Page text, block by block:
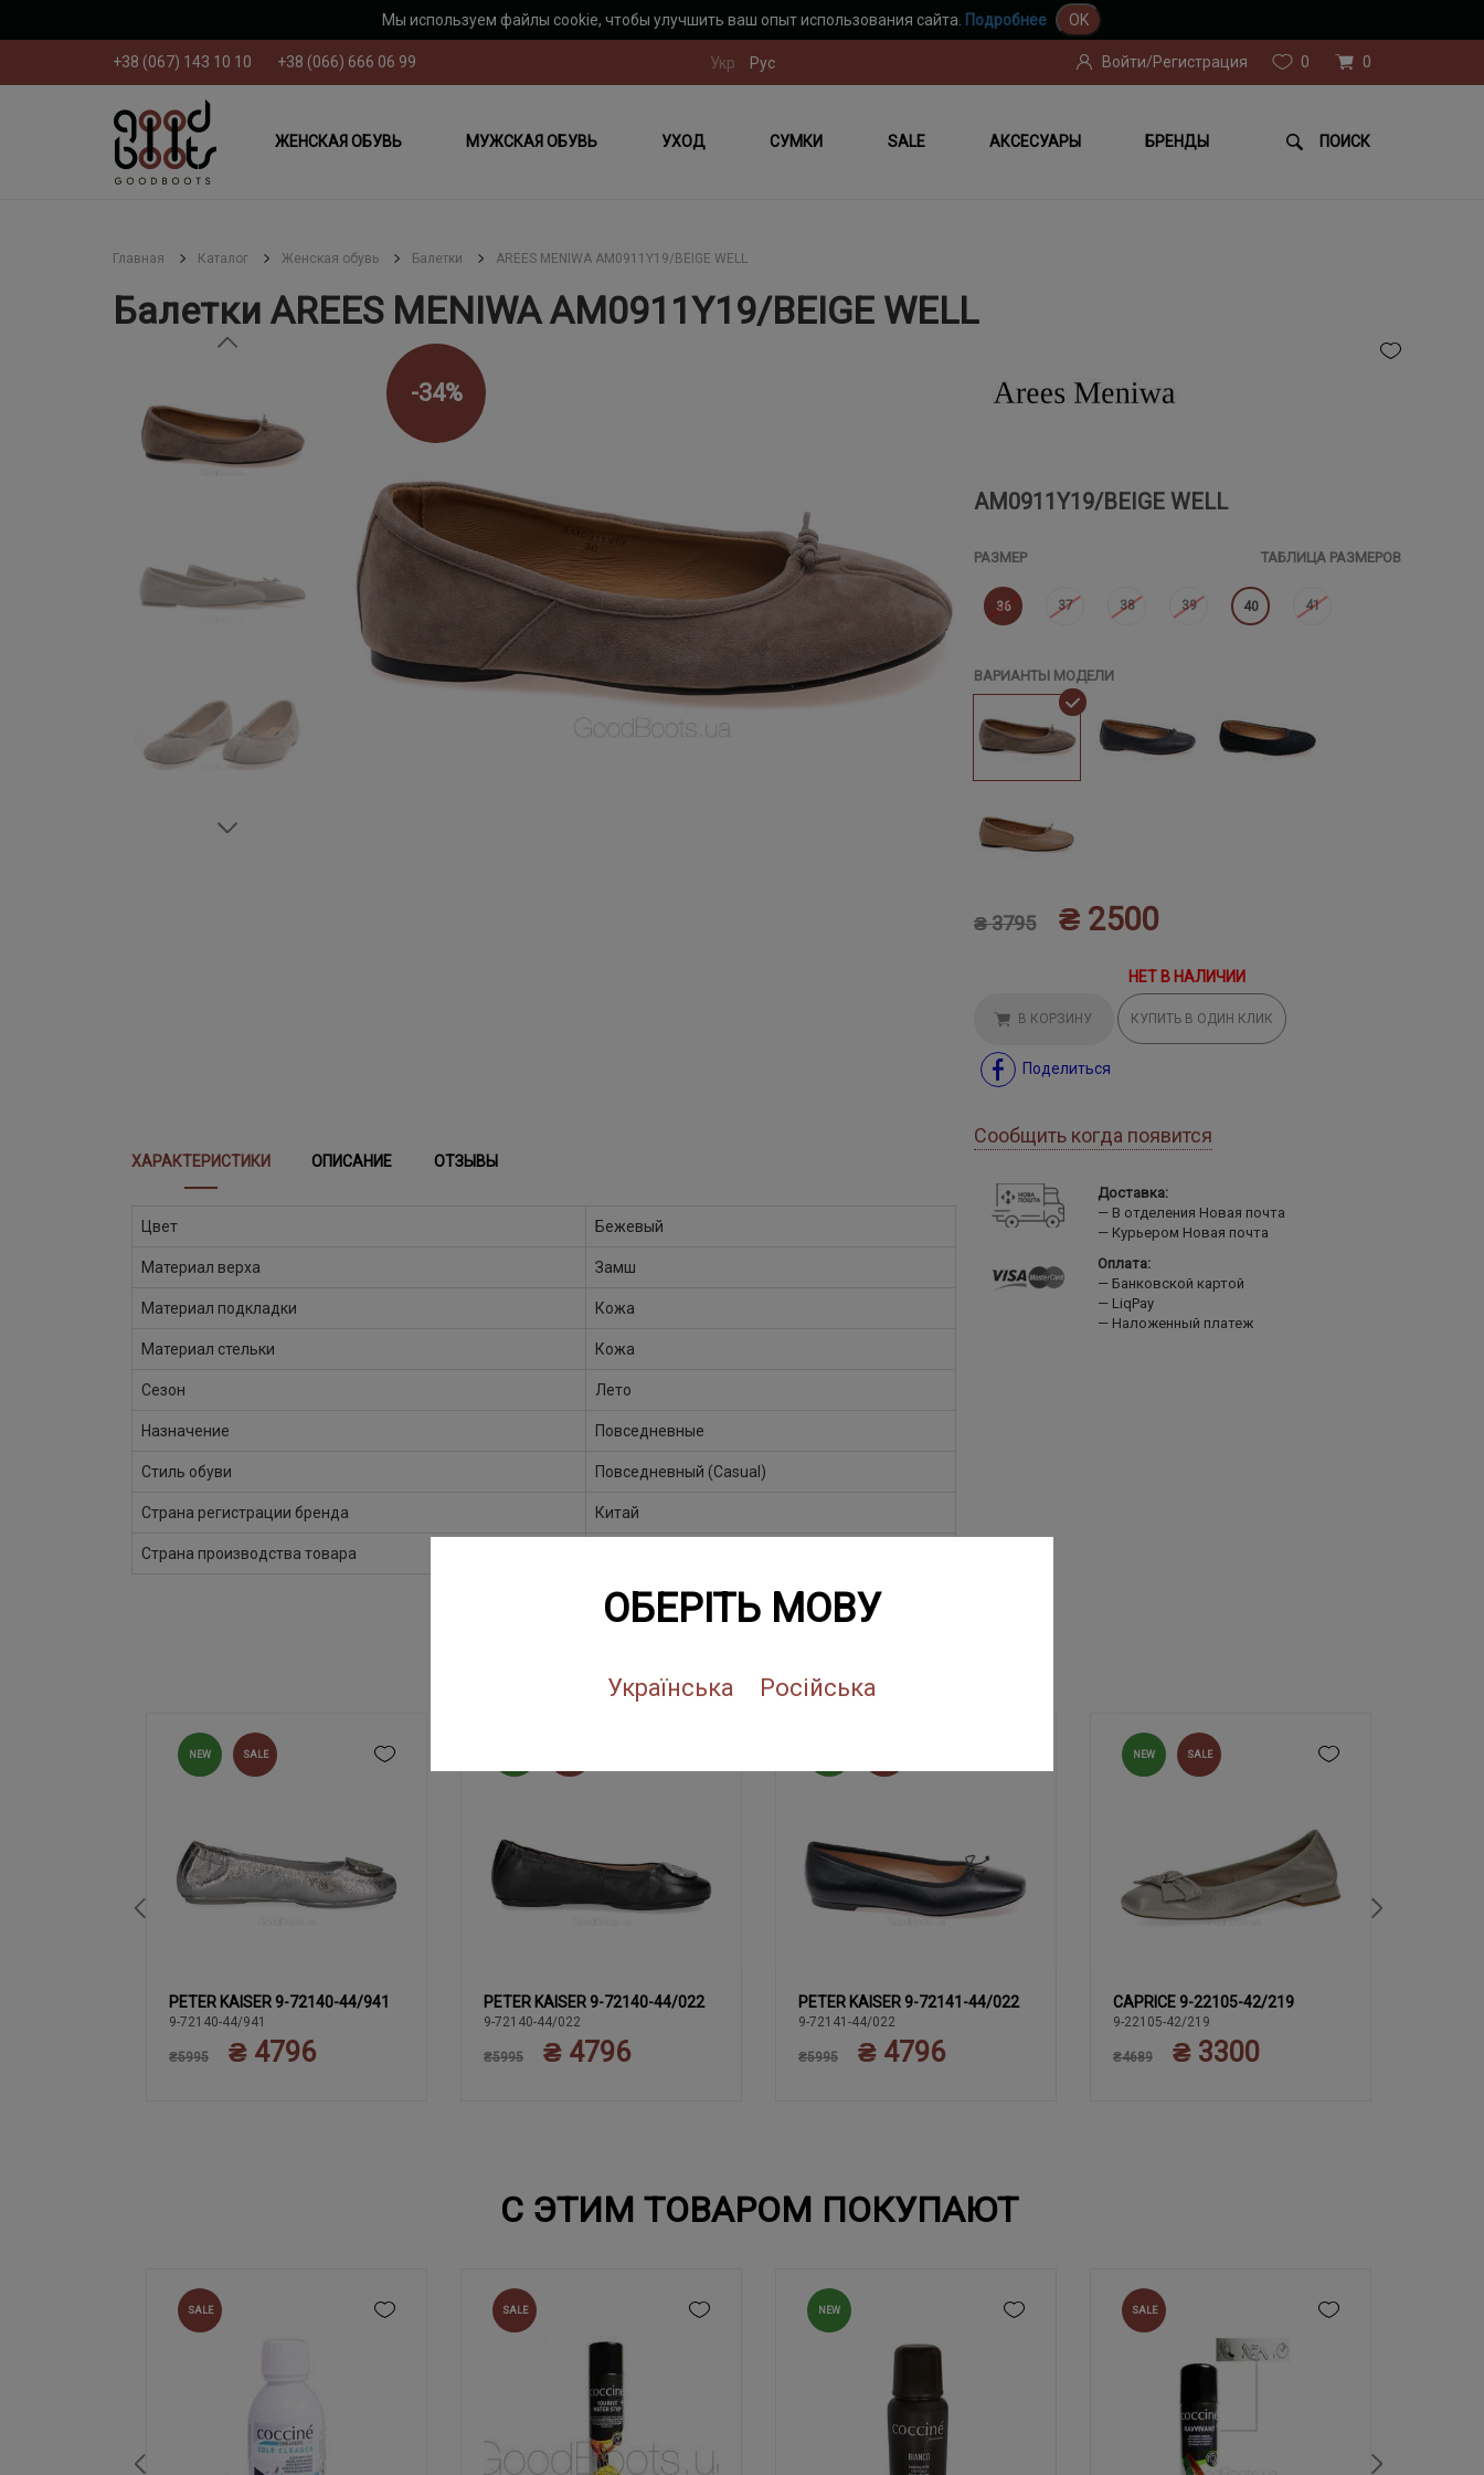
Мы используем файлы cookie, чтобы улучшить ваш опыт использования сайта. Подробнее OK
ОБЕРІТЬ МОВУ
Українська Російська
+38 (067) 143 10 10 +38 (066) 666 06 99 Укр Рус Войти/Регистрация 0 0
ЖЕНСКАЯ ОБУВЬ МУЖСКАЯ ОБУВЬ УХОД СУМКИ SALE АКСЕСУАРЫ БРЕНДЫ ПОИСК
Главная Каталог Женская обувь Балетки AREES MENIWA AM0911Y19/BEIGE WELL
Балетки AREES MENIWA AM0911Y19/BEIGE WELL
-34%
AM0911Y19/BEIGE WELL
РАЗМЕР ТАБЛИЦА РАЗМЕРОВ
36 37 38 39 40 41
ВАРИАНТЫ МОДЕЛИ
₴ 3795 ₴ 2500
НЕТ В НАЛИЧИИ
В КОРЗИНУ КУПИТЬ В ОДИН КЛИК
Поделиться
Сообщить когда появится
ХАРАКТЕРИСТИКИ ОПИСАНИЕ ОТЗЫВЫ
Цвет Бежевый
Материал верха Замш
Материал подкладки Кожа
Материал стельки Кожа
Сезон Лето
Назначение Повседневные
Стиль обуви Повседневный (Casual)
Страна регистрации бренда Китай
Страна производства товара
Доставка:
В отделения Новая почта
Курьером Новая почта
Оплата:
Банковской картой
LiqPay
Наложенный платеж
NEW SALE
37 37.5 38 38.5 39
40
PETER KAISER 9-72140-44/941
9-72140-44/941
₴5995 ₴ 4796
38 38.5 39 40 40.5
41
PETER KAISER 9-72140-44/022
9-72140-44/022
₴5995 ₴ 4796
38 38.5 39 40 40.5
41
PETER KAISER 9-72141-44/022
9-72141-44/022
₴5995 ₴ 4796
NEW SALE
36 37 38 39 40
41
CAPRICE 9-22105-42/219
9-22105-42/219
₴4689 ₴ 3300
С ЭТИМ ТОВАРОМ ПОКУПАЮТ
SALE SALE NEW SALE